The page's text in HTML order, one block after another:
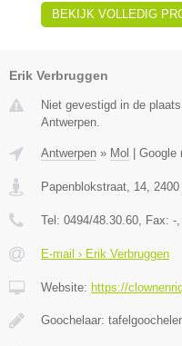
BEKIJK VOLLEDIG
Erik Verbruggen
Niet gevestigd in de
Antwerpen.
Antwerpen » Mol Google
Papenblokstraat, 14, 2400
Tel: 0494/48.30.60, Fax: -
E-mail › Erik Verbruggen
Website: https://
Goochelaar: